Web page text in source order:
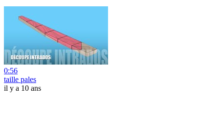
0:56
taille pales
il y a 10 ans